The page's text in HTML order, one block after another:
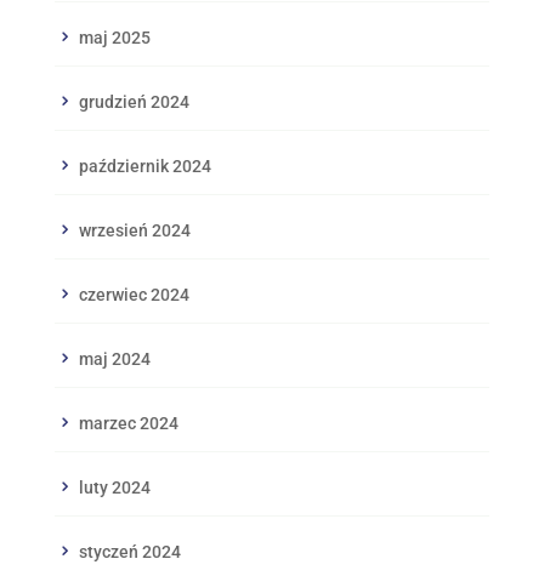
maj 2025
grudzień 2024
październik 2024
wrzesień 2024
czerwiec 2024
maj 2024
marzec 2024
luty 2024
styczeń 2024